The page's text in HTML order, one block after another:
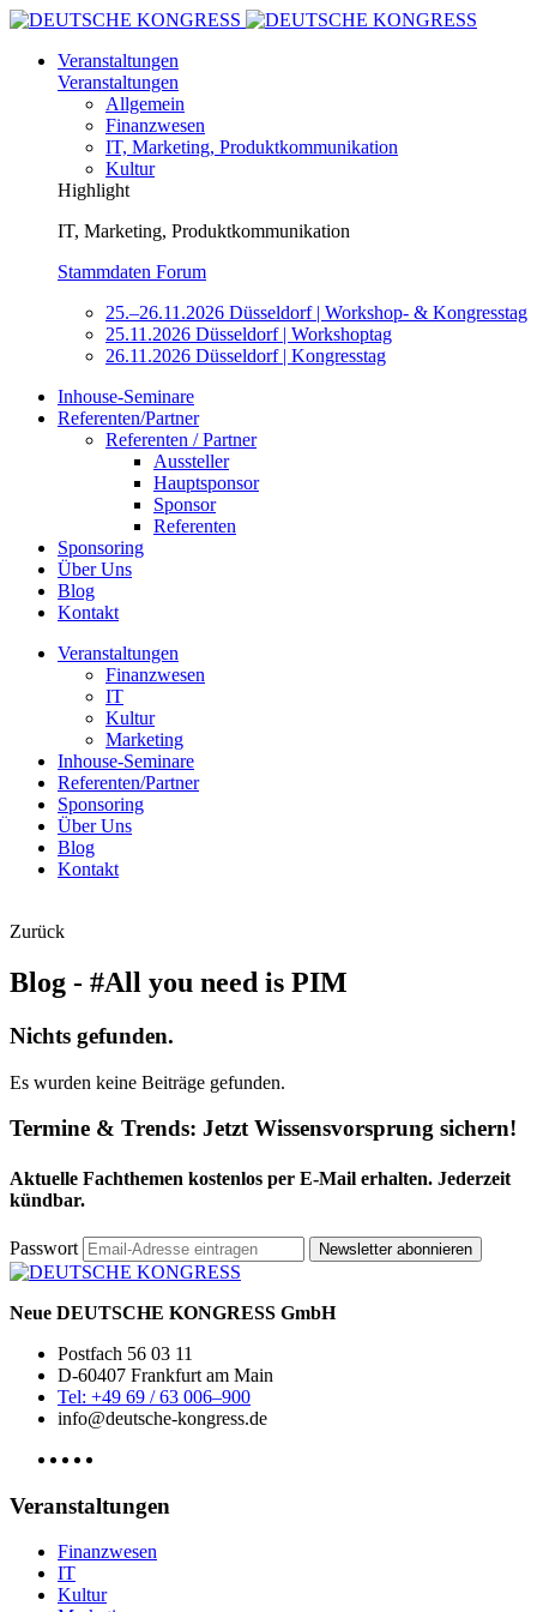
Veranstaltungen
Veranstaltungen
Allgemein
Finanzwesen
IT, Marketing, Produktkommunikation
Kultur
Highlight
IT, Marketing, Produktkommunikation
Stammdaten Forum
25.–26.11.2026 Düsseldorf | Workshop- & Kongresstag
25.11.2026 Düsseldorf | Workshoptag
26.11.2026 Düsseldorf | Kongresstag
Inhouse-Seminare
Referenten/Partner
Referenten / Partner
Aussteller
Hauptsponsor
Sponsor
Referenten
Sponsoring
Über Uns
Blog
Kontakt
Veranstaltungen
Finanzwesen
IT
Kultur
Marketing
Inhouse-Seminare
Referenten/Partner
Sponsoring
Über Uns
Blog
Kontakt
Zurück
Blog - #All you need is PIM
Nichts gefunden.
Es wurden keine Beiträge gefunden.
Termine & Trends: Jetzt Wissensvorsprung sichern!
Aktuelle Fachthemen kostenlos per E-Mail erhalten. Jederzeit
kündbar.
Passwort Newsletter abonnieren
Neue DEUTSCHE KONGRESS GmbH
Postfach 56 03 11
D-60407 Frankfurt am Main
Tel: +49 69 / 63 006–900
info@deutsche-kongress.de
Veranstaltungen
Finanzwesen
IT
Kultur